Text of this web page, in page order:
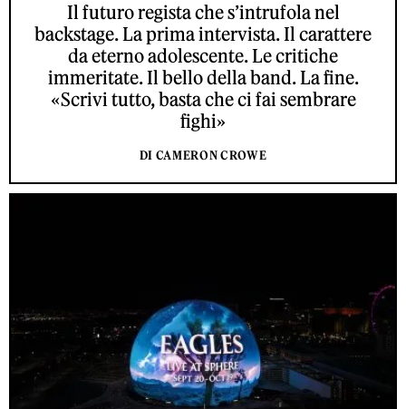
Il futuro regista che s’intrufola nel
backstage. La prima intervista. Il carattere
da eterno adolescente. Le critiche
immeritate. Il bello della band. La fine.
«Scrivi tutto, basta che ci fai sembrare
fighi»
DI CAMERON CROWE